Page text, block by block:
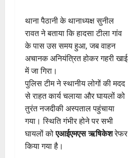
थाना पैठानी के थानाध्यक्ष सुनील
रावत ने बताया कि हादसा टीला गांव
के पास उस समय हुआ, जब वाहन
अचानक अनियंत्रित होकर गहरी खाई
में जा गिरा।
पुलिस टीम ने स्थानीय लोगों की मदद
से राहत कार्य चलाया और घायलों को
तुरंत नजदीकी अस्पताल पहुंचाया
गया। स्थिति गंभीर होने पर सभी
घायलों कोएआईएमएस ऋषिकेशरेफर
किया गया है।